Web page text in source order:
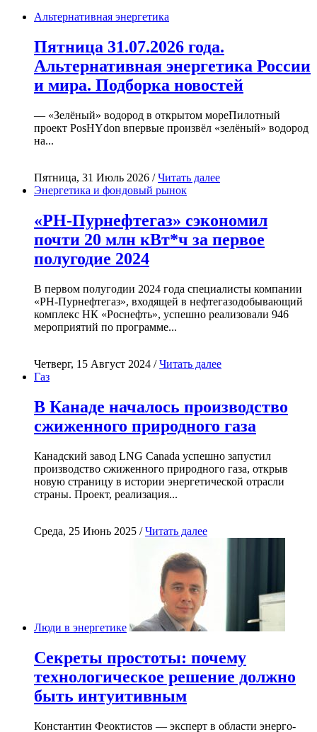
Альтернативная энергетика
Пятница 31.07.2026 года.
Альтернативная энергетика России
и мира. Подборка новостей
— «Зелёный» водород в открытом мореПилотный
проект PosHYdon впервые произвёл «зелёный» водород
на...
Пятница, 31 Июль 2026 /Читать далее
Энергетика и фондовый рынок
«РН-Пурнефтегаз» сэкономил
почти 20 млн кВт*ч за первое
полугодие 2024
В первом полугодии 2024 года специалисты компании
«РН-Пурнефтегаз», входящей в нефтегазодобывающий
комплекс НК «Роснефть», успешно реализовали 946
мероприятий по программе...
Четверг, 15 Август 2024 /Читать далее
Газ
В Канаде началось производство
сжиженного природного газа
Канадский завод LNG Canada успешно запустил
производство сжиженного природного газа, открыв
новую страницу в истории энергетической отрасли
страны. Проект, реализация...
Среда, 25 Июнь 2025 /Читать далее
Люди в энергетике
Секреты простоты: почему
технологическое решение должно
быть интуитивным
Константин Феоктистов — эксперт в области энерго-